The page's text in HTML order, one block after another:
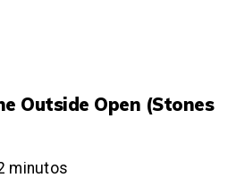
Outside Open (Stones
minutos